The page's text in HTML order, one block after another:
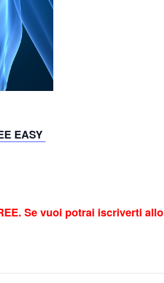
EASY
Se vuoi potrai iscriverti allo